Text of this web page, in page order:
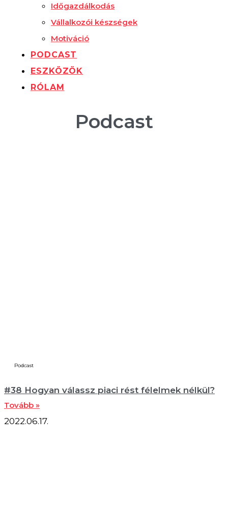
Időgazdálkodás
Vállalkozói készségek
Motiváció
PODCAST
ESZKÖZÖK
RÓLAM
Podcast
Podcast
#38 Hogyan válassz piaci rést félelmek nélkül?
Tovább »
2022.06.17.